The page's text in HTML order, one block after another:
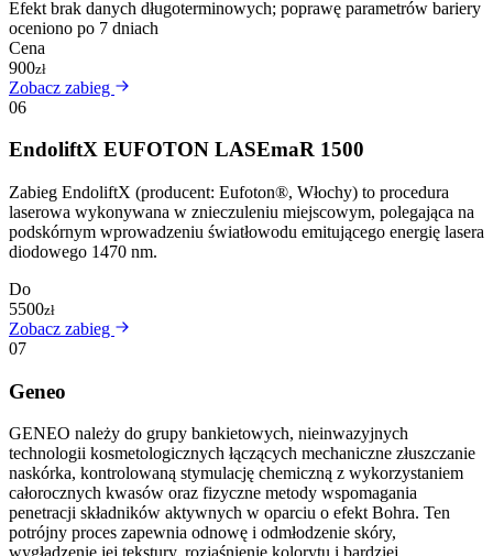
Efekt brak danych długoterminowych; poprawę parametrów bariery
oceniono po 7 dniach
Cena
900zł
Zobacz zabieg
06
EndoliftX EUFOTON LASEmaR 1500
Zabieg EndoliftX (producent: Eufoton®, Włochy) to procedura
laserowa wykonywana w znieczuleniu miejscowym, polegająca na
podskórnym wprowadzeniu światłowodu emitującego energię lasera
diodowego 1470 nm.
Do
5500zł
Zobacz zabieg
07
Geneo
GENEO należy do grupy bankietowych, nieinwazyjnych
technologii kosmetologicznych łączących mechaniczne złuszczanie
naskórka, kontrolowaną stymulację chemiczną z wykorzystaniem
całorocznych kwasów oraz fizyczne metody wspomagania
penetracji składników aktywnych w oparciu o efekt Bohra. Ten
potrójny proces zapewnia odnowę i odmłodzenie skóry,